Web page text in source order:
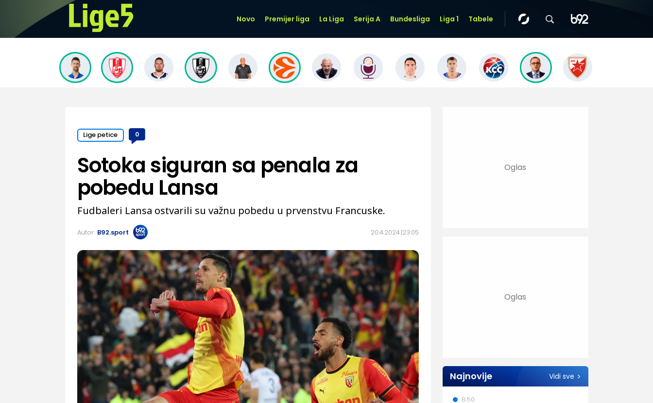
Novo Premijer liga La Liga Serija A Bundesliga Liga 1 Tabele
Lige petice 0
20.4.2024. 23:05
Sotoka siguran sa penala za
pobedu Lansa
Fudbaleri Lansa ostvarili su važnu pobedu u prvenstvu Francuske.
Autor: B92.sport
Najnovije Vidi sve
8:50